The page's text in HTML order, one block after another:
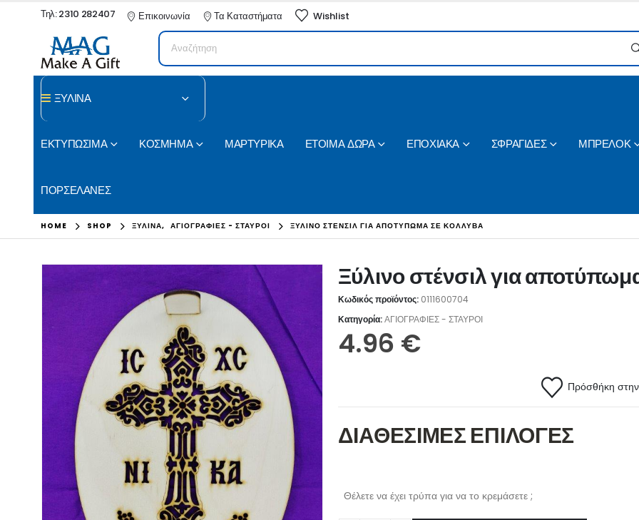
Τηλ: 2310 282407 Επικοινωνία Τα Καταστήματα Wishlist
ΞΥΛΙΝΑ
ΕΚΤΥΠΩΣΙΜΑ ΚΟΣΜΗΜΑ ΜΑΡΤΥΡΙΚΑ ΕΤΟΙΜΑ ΔΩΡΑ ΕΠΟΧΙΑΚΑ ΣΦΡΑΓΙΔΕΣ ΜΠΡΕΛΟΚ
ΠΟΡΣΕΛΑΝΕΣ
HOME SHOP ΞΥΛΙΝΑ, ΑΓΙΟΓΡΑΦΙΕΣ - ΣΤΑΥΡΟΙ ΞΎΛΙΝΟ ΣΤΈΝΣΙΛ ΓΙΑ ΑΠΟΤΎΠΩΜΑ ΣΕ ΚΌΛΛΥΒΑ
Ξύλινο στένσιλ για
Κωδικός προϊόντος: 0111600704
Κατηγορία:ΑΓΙΟΓΡΑΦΙΕΣ - ΣΤΑΥΡΟΙ
4.96 €
Πρόσθήκη στην
ΔΙΑΘΕΣΙΜΕΣ ΕΠΙΛΟΓΕΣ
Θέλετε να έχει τρύπα για να το κρεμάσετε ;